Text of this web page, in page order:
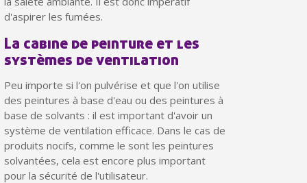
d'aspirer les fumées.
La cabine de peinture et les
systèmes de ventilation
Peu importe si l'on pulvérise et que l'on utilise
des peintures à base d'eau ou des peintures à
base de solvants : il est important d'avoir un
système de ventilation efficace. Dans le cas de
produits nocifs, comme le sont les peintures
solvantées, cela est encore plus important
pour la sécurité de l'utilisateur.